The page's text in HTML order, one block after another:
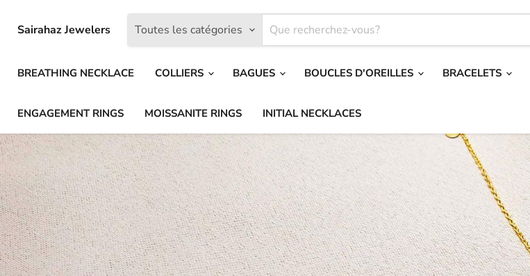
Sairahaz Jewelers Toutes les catégories
BREATHING NECKLACE COLLIERS BAGUES BOUCLES D'OREILLES BRACELETS
ENGAGEMENT RINGS MOISSANITE RINGS INITIAL NECKLACES